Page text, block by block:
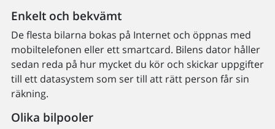
Enkelt och bekvämt
De flesta bilarna bokas på Internet och öppnas med
mobiltelefonen eller ett smartcard. Bilens dator håller
sedan reda på hur mycket du kör och skickar uppgifter
till ett datasystem som ser till att rätt person får sin
räkning.
Olika bilpooler